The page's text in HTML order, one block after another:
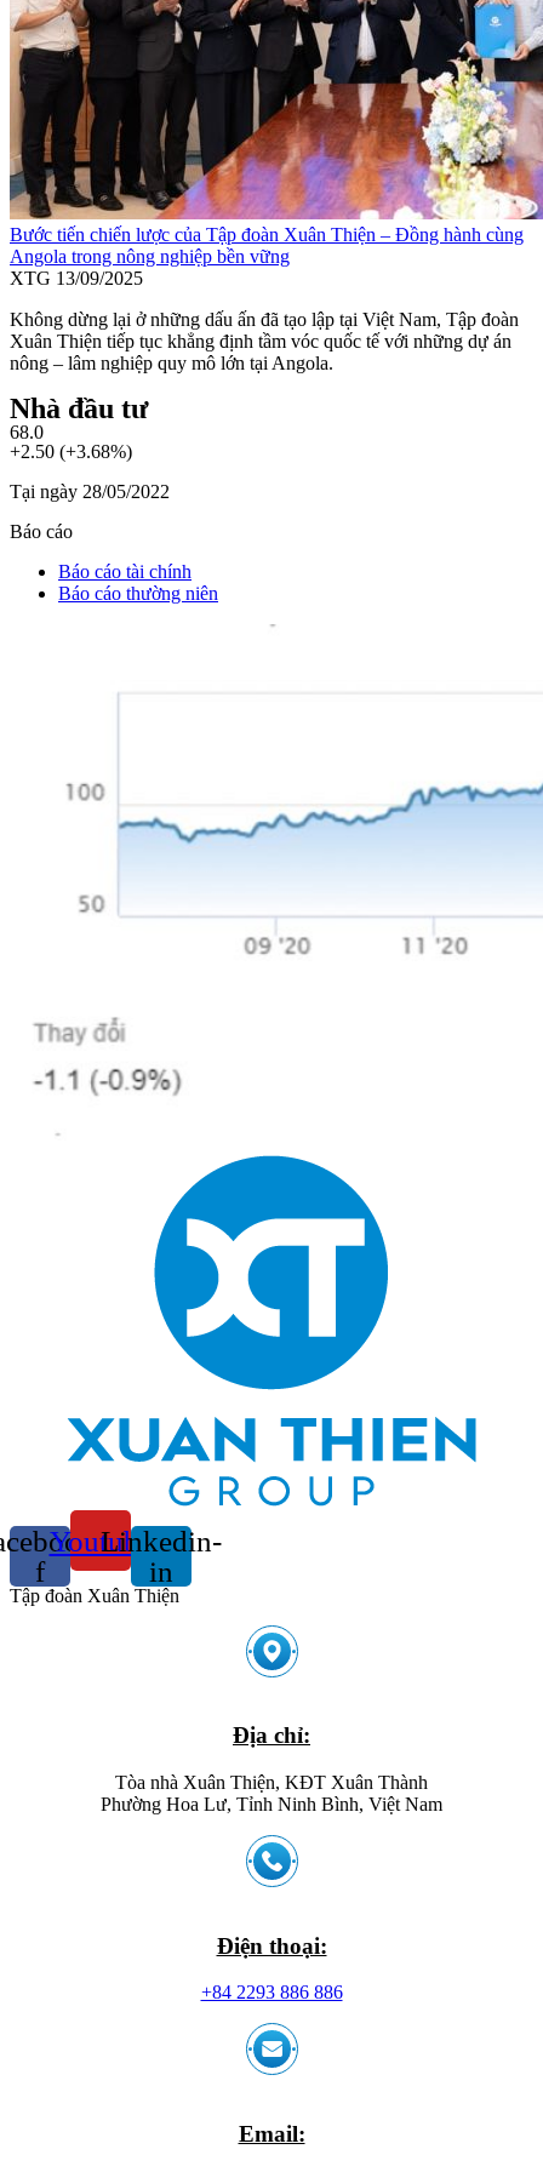
Bước tiến chiến lược của Tập đoàn Xuân Thiện – Đồng hành cùng
Angola trong nông nghiệp bền vững
XTG 13/09/2025
Không dừng lại ở những dấu ấn đã tạo lập tại Việt Nam, Tập đoàn
Xuân Thiện tiếp tục khẳng định tầm vóc quốc tế với những dự án
nông – lâm nghiệp quy mô lớn tại Angola.
Nhà đầu tư
68.0
+2.50 (+3.68%)
Tại ngày 28/05/2022
Báo cáo
Báo cáo tài chính
Báo cáo thường niên
f
YoutubeLinkedin-
in
Tập đoàn Xuân Thiện
Địa chỉ:
Tòa nhà Xuân Thiện, KĐT Xuân Thành
Phường Hoa Lư, Tỉnh Ninh Bình, Việt Nam
Điện thoại:
+84 2293 886 886
Email: